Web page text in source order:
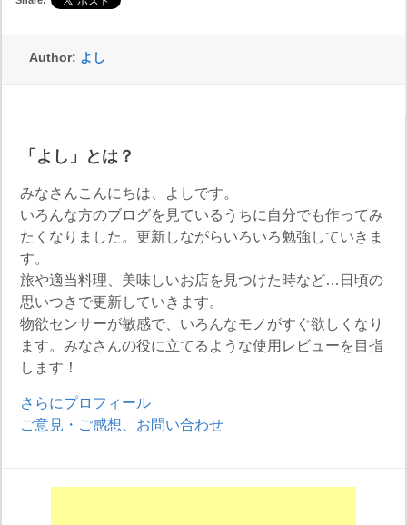
Author: よし
「よし」とは？
みなさんこんにちは、よしです。
いろんな方のブログを見ているうちに自分でも作ってみ
たくなりました。更新しながらいろいろ勉強していきま
す。
旅や適当料理、美味しいお店を見つけた時など…日頃の
思いつきで更新していきます。
物欲センサーが敏感で、いろんなモノがすぐ欲しくなり
ます。みなさんの役に立てるような使用レビューを目指
します！
さらにプロフィール
ご意見・ご感想、お問い合わせ